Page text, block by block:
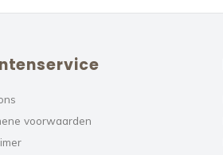
voorwaarden